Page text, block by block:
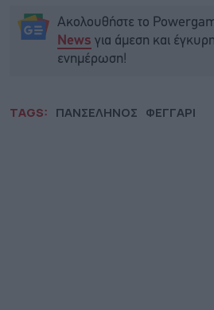
Ακολουθήστε το
News για άμεση και
ενημέρωση!
TAGS: ΠΑΝΣΕΛΗΝΟΣ ΦΕΓΓΑΡΙ